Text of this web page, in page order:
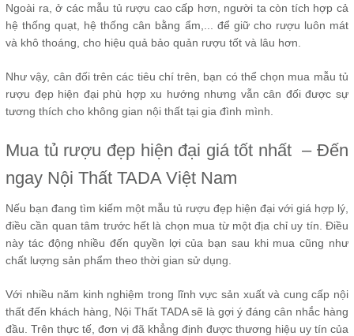
Ngoài ra, ở các mẫu tủ rượu cao cấp hơn, người ta còn tích hợp cả
hệ thống quạt, hệ thống cân bằng ẩm,... để giữ cho rượu luôn mát
và khô thoáng, cho hiệu quả bảo quản rượu tốt và lâu hơn.
Như vậy, cân đối trên các tiêu chí trên, bạn có thể chọn mua mẫu tủ
rượu đẹp hiện đại phù hợp xu hướng nhưng vẫn cân đối được sự
tương thích cho không gian nội thất tại gia đình mình.
Mua tủ rượu đẹp hiện đại giá tốt nhất – Đến
ngay Nội Thất TADA Việt Nam
Nếu bạn đang tìm kiếm một mẫu tủ rượu đẹp hiện đại với giá hợp lý,
điều cần quan tâm trước hết là chọn mua từ một địa chỉ uy tín. Điều
này tác động nhiều đến quyền lợi của bạn sau khi mua cũng như
chất lượng sản phẩm theo thời gian sử dụng.
Với nhiều năm kinh nghiệm trong lĩnh vực sản xuất và cung cấp nội
thất đến khách hàng, Nội Thất TADA sẽ là gợi ý đáng cân nhắc hàng
đầu. Trên thực tế, đơn vị đã khẳng định được thương hiệu uy tín của